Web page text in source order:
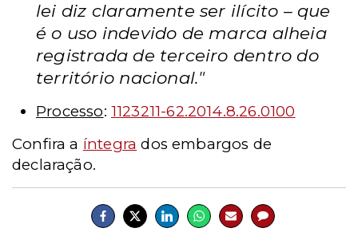
lei diz claramente ser ilícito – que
é o uso indevido de marca alheia
registrada de terceiro dentro do
território nacional."
Processo: 1123211-62.2014.8.26.0100
Confira a íntegra dos embargos de
declaração.